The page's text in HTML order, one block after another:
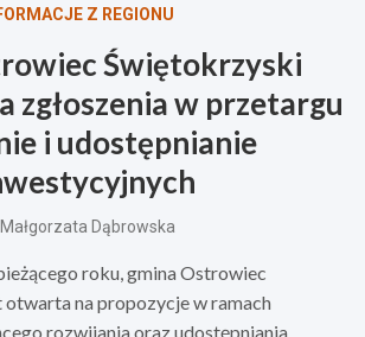
Z REGIONU
Świętokrzyski
zgłoszenia w przetargu
i udostępnianie
Małgorzata Dąbrowska
roku, gmina Ostrowiec
na propozycje w ramach
rozwijania oraz udostępniania